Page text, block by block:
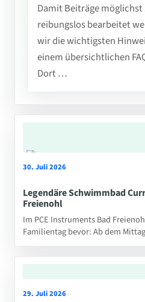
Damit Beiträge
reibungslos bearbeitet
wir die wichtigsten
einem übersichtlichen
Dort …
30. Juli 2026
Legendäre Schwimmbad
Freienohl
Im PCE Instruments Bad
Familientag bevor: Ab dem
29. Juli 2026